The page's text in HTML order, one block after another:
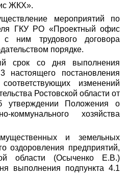
ЖКХ».
мероприятий по
ГКУ РО «Проектный офис
ним трудового договора
порядке.
срок со дня выполнения
настоящего постановления
изменений
Ростовской области от
утверждении Положения о
коммунального хозяйства
и земельных
оздоровления предприятий,
области (Осыченко Е.В.)
выполнения подпункта 4.1